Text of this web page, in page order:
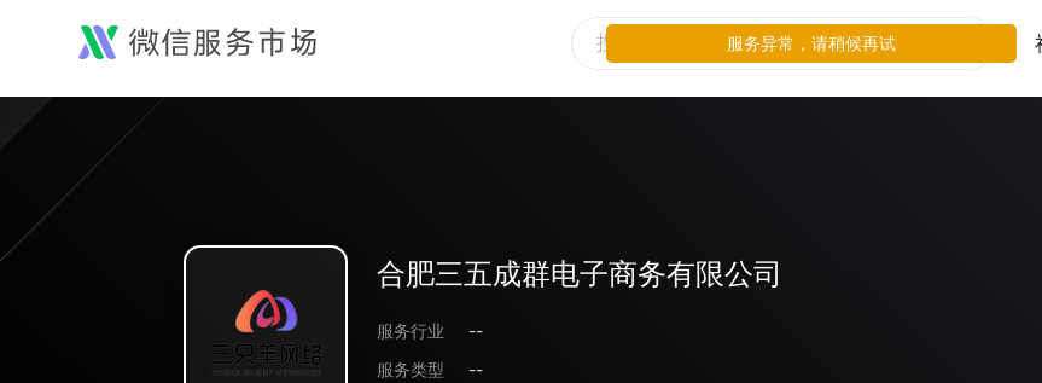
合肥三五成群电子商务有限公司
服务行业
--
服务类型
--
服务异常，请稍候再试